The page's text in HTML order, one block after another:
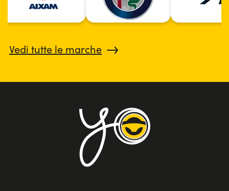
Vedi tutte le marche